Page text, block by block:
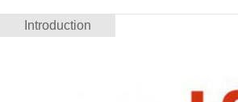
Introduction